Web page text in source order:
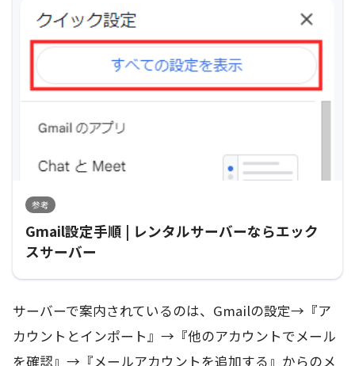
参考
Gmail設定手順 | レンタルサーバーならエック
スサーバー
サーバーで案内されているのは、Gmailの設定→『ア
カウントとインポート』→『他のアカウントでメール
を確認』→『メールアカウントを追加する』からのメ